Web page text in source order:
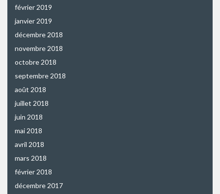
février 2019
janvier 2019
décembre 2018
novembre 2018
octobre 2018
septembre 2018
août 2018
juillet 2018
juin 2018
mai 2018
avril 2018
mars 2018
février 2018
décembre 2017